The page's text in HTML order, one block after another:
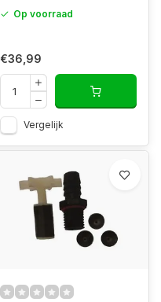
Op voorraad
€36,99
Vergelijk